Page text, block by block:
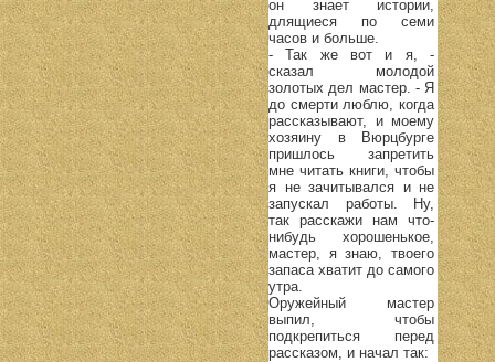
он знает истории,
длящиеся по семи
часов и больше.
- Так же вот и я, -
сказал молодой
золотых дел мастер. - Я
до смерти люблю, когда
рассказывают, и моему
хозяину в Вюрцбурге
пришлось запретить
мне читать книги, чтобы
я не зачитывался и не
запускал работы. Ну,
так расскажи нам что-
нибудь хорошенькое,
мастер, я знаю, твоего
запаса хватит до самого
утра.
Оружейный мастер
выпил, чтобы
подкрепиться перед
рассказом, и начал так: